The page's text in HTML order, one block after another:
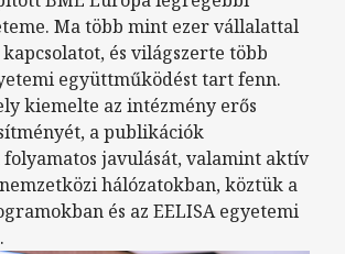
Ma több mint ezer vállalattal
és világszerte több
együttműködést tart fenn.
kiemelte az intézmény erős
a publikációk
javulását, valamint aktív
hálózatokban, köztük a
és az EELISA egyetemi